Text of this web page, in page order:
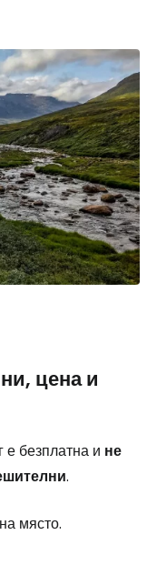
цена и
безплатна и не
.
място.